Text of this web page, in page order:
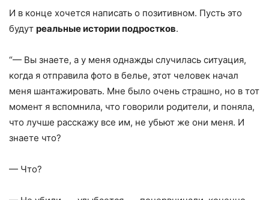
И в конце хочется написать о позитивном. Пусть это
будут реальные истории подростков.
“— Вы знаете, а у меня однажды случилась ситуация,
когда я отправила фото в белье, этот человек начал
меня шантажировать. Мне было очень страшно, но в тот
момент я вспомнила, что говорили родители, и поняла,
что лучше расскажу все им, не убьют же они меня. И
знаете что?
— Что?